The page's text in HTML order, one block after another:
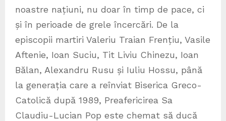
noastre națiuni, nu doar în timp de pace, ci
și în perioade de grele încercări. De la
episcopii martiri Valeriu Traian Frențiu, Vasile
Aftenie, Ioan Suciu, Tit Liviu Chinezu, Ioan
Bălan, Alexandru Rusu și Iuliu Hossu, până
la generația care a reînviat Biserica Greco-
Catolică după 1989, Preafericirea Sa
Claudiu-Lucian Pop este chemat să ducă